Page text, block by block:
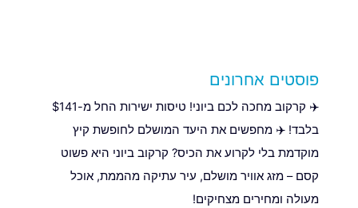
פוסטים אחרונים
✈️ קרקוב מחכה לכם ביוני! טיסות ישירות החל מ-$141
בלבד! ✈️ מחפשים את היעד המושלם לחופשת קיץ
מוקדמת בלי לקרוע את הכיס? קרקוב ביוני היא פשוט
קסם – מזג אוויר מושלם, עיר עתיקה מהממת, אוכל
מעולה ומחירים מצחיקים!